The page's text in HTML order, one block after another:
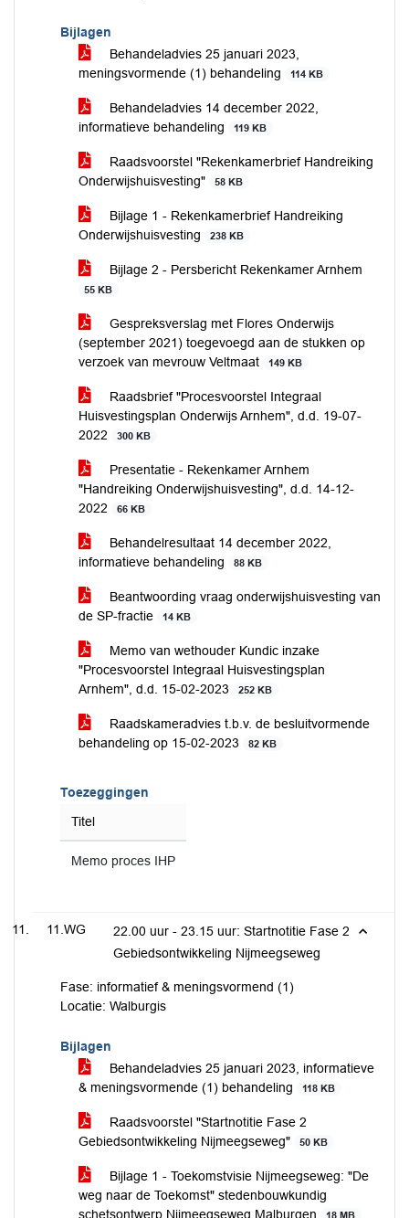
Bijlagen
Behandeladvies 25 januari 2023,
meningsvormende (1) behandeling
114 KB
Behandeladvies 14 december 2022,
informatieve behandeling
119 KB
Raadsvoorstel "Rekenkamerbrief Handreiking
Onderwijshuisvesting"
58 KB
Bijlage 1 - Rekenkamerbrief Handreiking
Onderwijshuisvesting
238 KB
Bijlage 2 - Persbericht Rekenkamer Arnhem
55 KB
Gespreksverslag met Flores Onderwijs
(september 2021) toegevoegd aan de stukken op
verzoek van mevrouw Veltmaat
149 KB
Raadsbrief "Procesvoorstel Integraal
Huisvestingsplan Onderwijs Arnhem", d.d. 19-07-
2022
300 KB
Presentatie - Rekenkamer Arnhem
"Handreiking Onderwijshuisvesting", d.d. 14-12-
2022
66 KB
Behandelresultaat 14 december 2022,
informatieve behandeling
88 KB
Beantwoording vraag onderwijshuisvesting van
de SP-fractie
14 KB
Memo van wethouder Kundic inzake
"Procesvoorstel Integraal Huisvestingsplan
Arnhem", d.d. 15-02-2023
252 KB
Raadskameradvies t.b.v. de besluitvormende
behandeling op 15-02-2023
82 KB
Toezeggingen
Titel
Memo proces IHP
11.WG
22.00 uur - 23.15 uur: Startnotitie Fase 2
Gebiedsontwikkeling Nijmeegseweg
Fase: informatief & meningsvormend (1)
Locatie: Walburgis
Bijlagen
Behandeladvies 25 januari 2023, informatieve
& meningsvormende (1) behandeling
118 KB
Raadsvoorstel "Startnotitie Fase 2
Gebiedsontwikkeling Nijmeegseweg"
50 KB
Bijlage 1 - Toekomstvisie Nijmeegseweg: "De
weg naar de Toekomst" stedenbouwkundig
schetsontwerp Nijmeegseweg Malburgen
18 MB